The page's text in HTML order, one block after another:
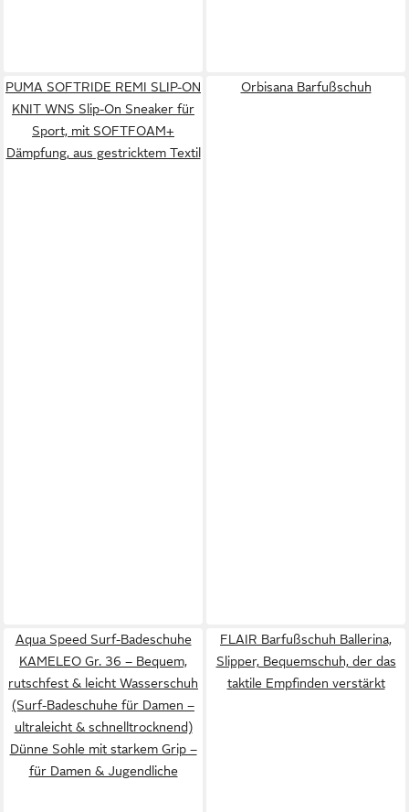
PUMA SOFTRIDE REMI SLIP-ON
KNIT WNS Slip-On Sneaker für
Sport, mit SOFTFOAM+
Dämpfung, aus gestricktem Textil
Orbisana Barfußschuh
Aqua Speed Surf-Badeschuhe
KAMELEO Gr. 36 – Bequem,
rutschfest & leicht Wasserschuh
(Surf-Badeschuhe für Damen –
ultraleicht & schnelltrocknend)
Dünne Sohle mit starkem Grip –
für Damen & Jugendliche
FLAIR Barfußschuh Ballerina,
Slipper, Bequemschuh, der das
taktile Empfinden verstärkt